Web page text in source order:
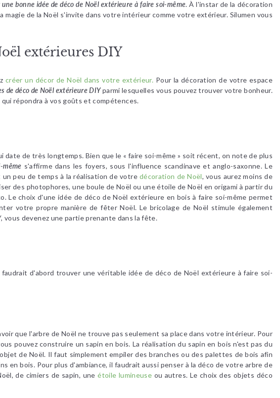
une bonne idée de déco de Noël extérieure à faire soi-même. À l'instar de la décoration
de la Noël s'invite dans votre intérieur comme votre extérieur. Silumen vous
extérieures DIY
créer un décor de Noël dans votre extérieur. Pour la décoration de votre espace
de déco de Noël extérieure DIYparmi lesquelles vous pouvez trouver votre bonheur.
répondra à vos goûts et compétences.
de très longtemps. Bien que le « faire soi-même » soit récent, on note de plus
s'affirme dans les foyers, sous l'influence scandinave et anglo-saxonne. Le
peu de temps à la réalisation de votre décoration de Noël, vous aurez moins de
des photophores, une boule de Noël ou une étoile de Noël en origami à partir du
Le choix d'une idée de déco de Noël extérieure en bois à faire soi-même permet
votre propre manière de fêter Noël. Le bricolage de Noël stimule également
vous devenez une partie prenante dans la fête.
d'abord trouver une véritable idée de déco de Noël extérieure à faire soi-
que l'arbre de Noël ne trouve pas seulement sa place dans votre intérieur. Pour
pouvez construire un sapin en bois. La réalisation du sapin en bois n'est pas du
de Noël. Il faut simplement empiler des branches ou des palettes de bois afin
bois. Pour plus d'ambiance, il faudrait aussi penser à la déco de votre arbre de
de cimiers de sapin, uneétoile lumineuse ou autres. Le choix des objets déco